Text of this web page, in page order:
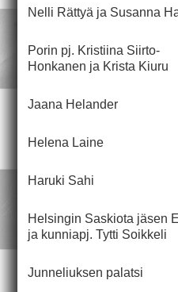
Nelli Rättyä ja Susanna
Porin pj. Kristiina Siirto-
Honkanen ja Krista Kiuru
Jaana Helander
Helena Laine
Haruki Sahi
Helsingin Saskiota jäsen
ja kunniapj. Tytti Soikkeli
Junneliuksen palatsi